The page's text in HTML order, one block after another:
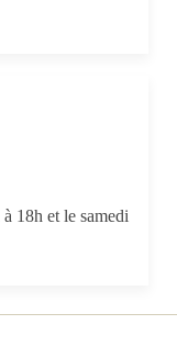
18h et le samedi